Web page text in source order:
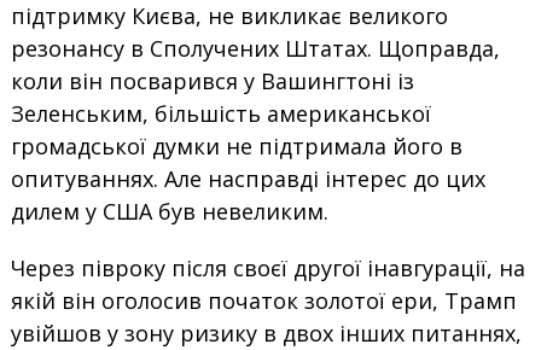
підтримку Києва, не викликає великого
резонансу в Сполучених Штатах. Щоправда,
коли він посварився у Вашингтоні із
Зеленським, більшість американської
громадської думки не підтримала його в
опитуваннях. Але насправді інтерес до цих
дилем у США був невеликим.
Через півроку після своєї другої інавгурації, на
якій він оголосив початок золотої ери, Трамп
увійшов у зону ризику в двох інших питаннях,